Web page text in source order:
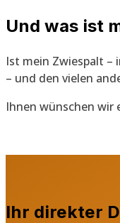
Und was ist
Ist mein Zwiespalt –
– und den vielen
Ihnen wünschen wir
Ihr direkter